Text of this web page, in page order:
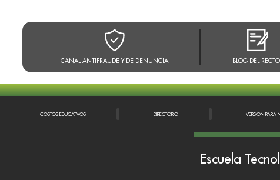
CANAL ANTIFRAUDE Y DE DENUNCIA BLOG DEL
COSTOS EDUCATIVOS DIRECTORIO VERSION PARA
Escuela